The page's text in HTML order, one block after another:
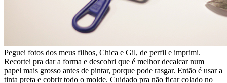
Peguei fotos dos meus filhos, Chica e Gil, de perfil e imprimi.
Recortei pra dar a forma e descobri que é melhor decalcar num
papel mais grosso antes de pintar, porque pode rasgar. Então é usar a
tinta preta e cobrir todo o molde. Cuidado pra não ficar colado no